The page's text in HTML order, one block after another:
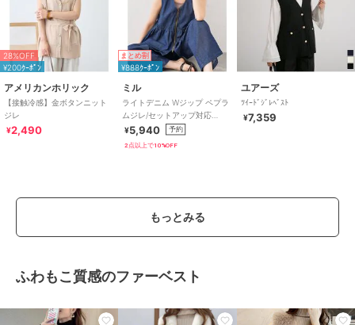
28%OFF
¥200ｸｰﾎﾟﾝ
アメリカンホリック
【接触冷感】金ボタンニット
ジレ
¥2,490
まとめ割
¥888ｸｰﾎﾟﾝ
ミル
ライトデニム Wジップ ペプラ
ムジレ/セットアップ対応
【mil/ミル】
¥5,940 予約
2点以上で10%OFF
ユアーズ
ﾂｲｰﾄﾞｼﾞﾚﾍﾞｽﾄ
¥7,359
もっとみる
ふわもこ質感のファーベスト